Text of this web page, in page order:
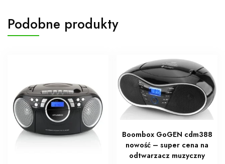
Podobne produkty
Boombox GoGEN cdm388
nowość – super cena na
odtwarzacz muzyczny